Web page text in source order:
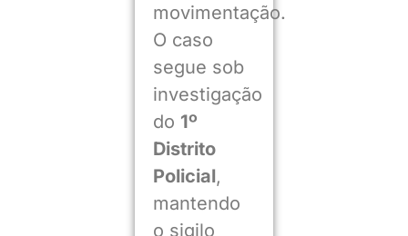
movimentação.
O caso
segue sob
investigação
do 1º
Distrito
Policial,
mantendo
o sigilo